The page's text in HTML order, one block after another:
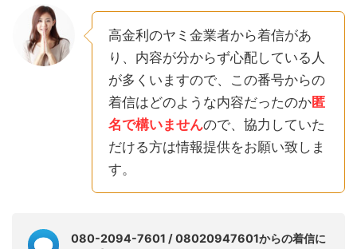
高金利のヤミ金業者から着信があ
り、内容が分からず心配している人
が多くいますので、この番号からの
着信はどのような内容だったのか匿
名で構いませんので、協力していた
だける方は情報提供をお願い致しま
す。
080-2094-7601 / 08020947601からの着信に